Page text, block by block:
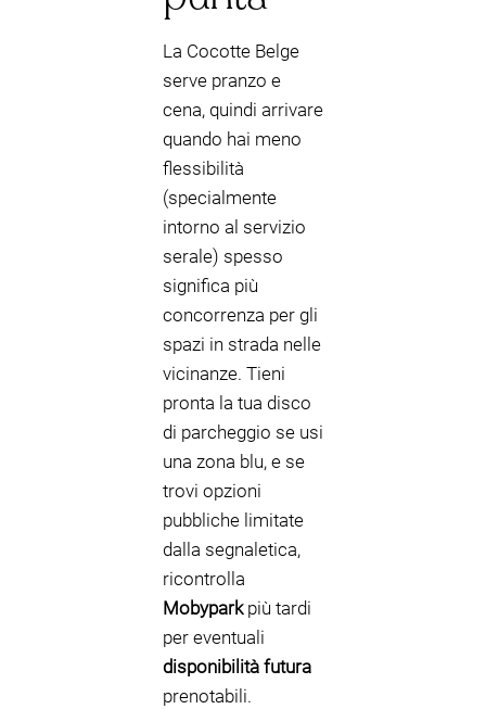
La Cocotte Belge
serve pranzo e
cena, quindi arrivare
quando hai meno
flessibilità
(specialmente
intorno al servizio
serale) spesso
significa più
concorrenza per gli
spazi in strada nelle
vicinanze. Tieni
pronta la tua disco
di parcheggio se usi
una zona blu, e se
trovi opzioni
pubbliche limitate
dalla segnaletica,
ricontrolla
Mobyparkpiù tardi
per eventuali
disponibilità futura
prenotabili.